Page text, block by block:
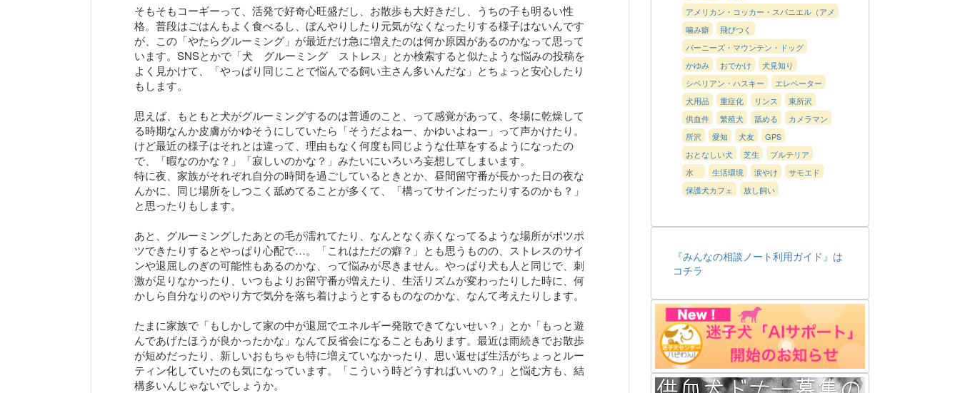
そもそもコーギーって、活発で好奇心旺盛だし、お散歩も大好きだし、うちの子も明るい性
格。普段はごはんもよく食べるし、ぼんやりしたり元気がなくなったりする様子はないんです
が、この「やたらグルーミング」が最近だけ急に増えたのは何か原因があるのかなって思って
います。SNSとかで「犬 グルーミング ストレス」とか検索すると似たような悩みの投稿を
よく見かけて、「やっぱり同じことで悩んでる飼い主さん多いんだな」とちょっと安心したり
もします。
思えば、もともと犬がグルーミングするのは普通のこと、って感覚があって、冬場に乾燥して
る時期なんか皮膚がかゆそうにしていたら「そうだよねー、かゆいよねー」って声かけたり。
けど最近の様子はそれとは違って、理由もなく何度も同じような仕草をするようになったの
で、「暇なのかな？」「寂しいのかな？」みたいにいろいろ妄想してしまいます。
特に夜、家族がそれぞれ自分の時間を過ごしているときとか、昼間留守番が長かった日の夜な
んかに、同じ場所をしつこく舐めてることが多くて、「構ってサインだったりするのかも？」
と思ったりもします。
あと、グルーミングしたあとの毛が濡れてたり、なんとなく赤くなってるような場所がポツポ
ツできたりするとやっぱり心配で…。「これはただの癖？」とも思うものの、ストレスのサイ
ンや退屈しのぎの可能性もあるのかな、って悩みが尽きません。やっぱり犬も人と同じで、刺
激が足りなかったり、いつもよりお留守番が増えたり、生活リズムが変わったりした時に、何
かしら自分なりのやり方で気分を落ち着けようとするものなのかな、なんて考えたりします。
たまに家族で「もしかして家の中が退屈でエネルギー発散できてないせい？」とか「もっと遊
んであげたほうが良かったかな」なんて反省会になることもあります。最近は雨続きでお散歩
が短めだったり、新しいおもちゃも特に増えていなかったり、思い返せば生活がちょっとルー
ティン化していたのも気になっています。「こういう時どうすればいいの？」と悩む方も、結
構多いんじゃないでしょうか。
アメリカン・コッカー・スパニエル（アメ
コカ）
噛み癖
飛びつく
バーニーズ・マウンテン・ドッグ
かゆみ
おでかけ
犬見知り
シベリアン・ハスキー
エレベーター
犬用品
重症化 リンス
東所沢
供血件
繁殖犬 舐める
カメラマン
所沢
愛知 犬友
GPS
おとなしい犬
芝生
ブルテリア
水
生活環境 涙やけ
サモエド
保護犬カフェ
放し飼い
『みんなの相談ノート利用ガイド』は
コチラ